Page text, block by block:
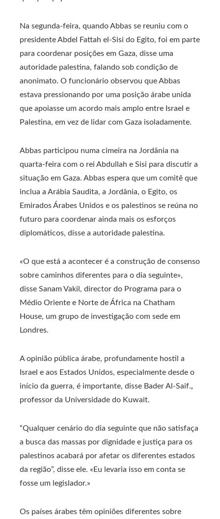
Na segunda-feira, quando Abbas se reuniu com o
presidente Abdel Fattah el-Sisi do Egito, foi em parte
para coordenar posições em Gaza, disse uma
autoridade palestina, falando sob condição de
anonimato. O funcionário observou que Abbas
estava pressionando por uma posição árabe unida
que apoiasse um acordo mais amplo entre Israel e
Palestina, em vez de lidar com Gaza isoladamente.
Abbas participou numa cimeira na Jordânia na
quarta-feira com o rei Abdullah e Sisi para discutir a
situação em Gaza. Abbas espera que um comitê que
inclua a Arábia Saudita, a Jordânia, o Egito, os
Emirados Árabes Unidos e os palestinos se reúna no
futuro para coordenar ainda mais os esforços
diplomáticos, disse a autoridade palestina.
«O que está a acontecer é a construção de consenso
sobre caminhos diferentes para o dia seguinte»,
disse Sanam Vakil, director do Programa para o
Médio Oriente e Norte de África na Chatham
House, um grupo de investigação com sede em
Londres.
A opinião pública árabe, profundamente hostil a
Israel e aos Estados Unidos, especialmente desde o
início da guerra, é importante, disse Bader Al-Saif.,
professor da Universidade do Kuwait.
“Qualquer cenário do dia seguinte que não satisfaça
a busca das massas por dignidade e justiça para os
palestinos acabará por afetar os diferentes estados
da região”, disse ele. «Eu levaria isso em conta se
fosse um legislador.»
Os países árabes têm opiniões diferentes sobre